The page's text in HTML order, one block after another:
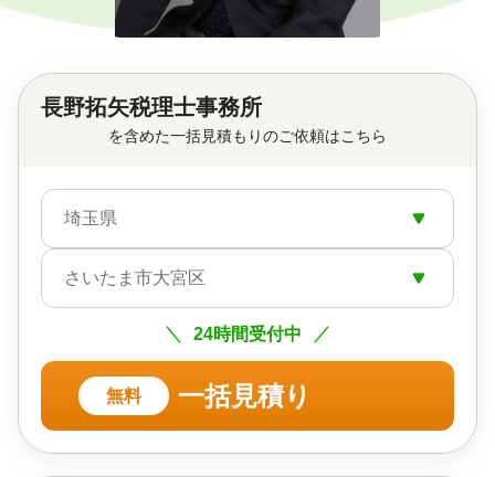
長野拓矢税理士事務所
を含めた一括見積もりのご依頼はこちら
埼玉県
さいたま市大宮区
24時間受付中
無料 一括見積り